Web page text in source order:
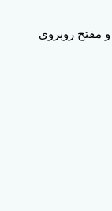
مفتح روبروی